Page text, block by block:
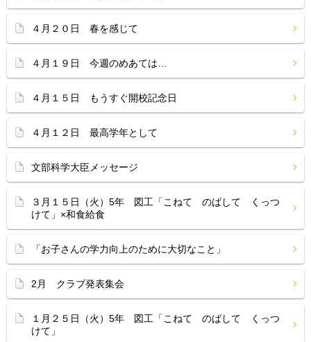
４月２０日 春を感じて
４月１９日 今週のめあては…
４月１５日 もうすぐ開校記念日
４月１２日 最高学年として
文部科学大臣メッセージ
３月１５日（火）5年 図工「こねて のばして くっつ
けて」×和食給食
「お子さんの学力向上のために大切なこと」
2月 クラブ発表集会
１月２５日（火）5年 図工「こねて のばして くっつ
けて」